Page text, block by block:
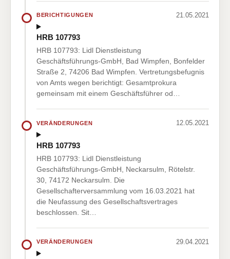
BERICHTIGUNGEN 21.05.2021
HRB 107793
HRB 107793: Lidl Dienstleistung
Geschäftsführungs-GmbH, Bad Wimpfen, Bonfelder
Straße 2, 74206 Bad Wimpfen. Vertretungsbefugnis
von Amts wegen berichtigt: Gesamtprokura
gemeinsam mit einem Geschäftsführer od…
VERÄNDERUNGEN 12.05.2021
HRB 107793
HRB 107793: Lidl Dienstleistung
Geschäftsführungs-GmbH, Neckarsulm, Rötelstr.
30, 74172 Neckarsulm. Die
Gesellschafterversammlung vom 16.03.2021 hat
die Neufassung des Gesellschaftsvertrages
beschlossen. Sit…
VERÄNDERUNGEN 29.04.2021